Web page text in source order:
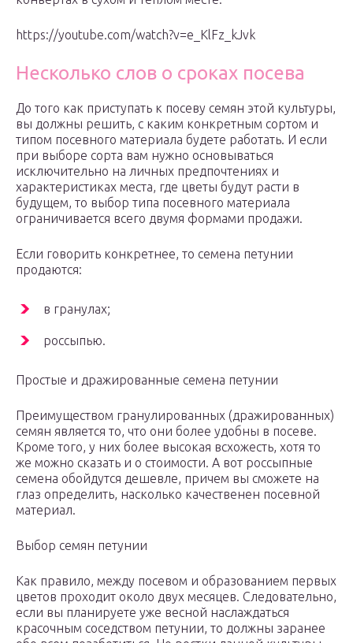
https://youtube.com/watch?v=e_KlFz_kJvk
Несколько слов о сроках посева
До того как приступать к посеву семян этой культуры,
вы должны решить, с каким конкретным сортом и
типом посевного материала будете работать. И если
при выборе сорта вам нужно основываться
исключительно на личных предпочтениях и
характеристиках места, где цветы будут расти в
будущем, то выбор типа посевного материала
ограничивается всего двумя формами продажи.
Если говорить конкретнее, то семена петунии
продаются:
в гранулах;
россыпью.
Простые и дражированные семена петунии
Преимуществом гранулированных (дражированных)
семян является то, что они более удобны в посеве.
Кроме того, у них более высокая всхожесть, хотя то
же можно сказать и о стоимости. А вот россыпные
семена обойдутся дешевле, причем вы сможете на
глаз определить, насколько качественен посевной
материал.
Выбор семян петунии
Как правило, между посевом и образованием первых
цветов проходит около двух месяцев. Следовательно,
если вы планируете уже весной наслаждаться
красочным соседством петунии, то должны заранее